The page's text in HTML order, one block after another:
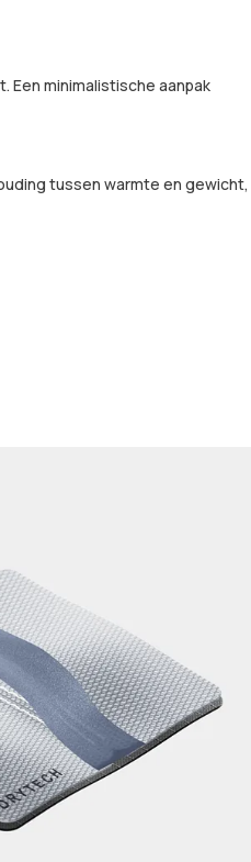
minimalistische aanpak
tussen warmte en gewicht,